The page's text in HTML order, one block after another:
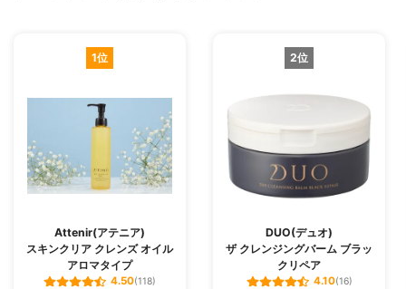
1位
Attenir(アテニア)
スキンクリア クレンズ オイル
アロマタイプ
4.50(118)
2位
DUO(デュオ)
ザ クレンジングバーム ブラッ
クリペア
4.10(16)